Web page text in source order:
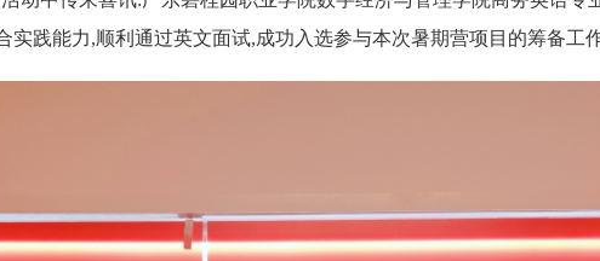
践能力,顺利通过英文面试,成功入选参与本次暑期营项目的筹备工作